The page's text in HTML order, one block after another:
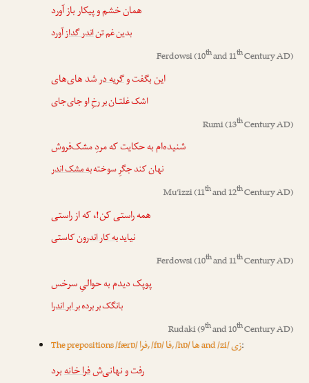
همان خشم و پیکار باز آورد
بدین غم تناندر گدازآورد
Ferdowsi(10thand 11thCentury AD)
این بگفت وگریه درشد های‌های
اشک غلتـان بر رخِ او جای‌جای
Rumi(13thCentury AD)
شنیده‌ام به حکایت که مردِ مشک‌فروش
نهان کند جگرِ سوختهبه مشک اندر
Mu’izzi(11thand 12thCentury AD)
همه راستی کن!، که از راستی
نیایدبه کار اندرونکاستی
Ferdowsi(10thand 11thCentury AD)
پوپک دیدم به حوالیِ سرخس
بانگک بر بردهبر ابر اندرا
Rudaki(9thand 10thCentury AD)
The prepositions /færɒ/فرا, /fɒ/فا, /hɒ/هاand /zi/زی:
رفت و نهانی‌شفرا خانهبرد